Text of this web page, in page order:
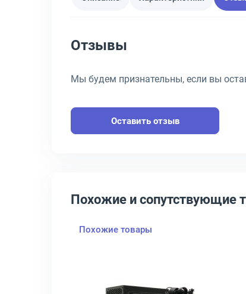
Отзывы
Мы будем признательны, если вы
Оставить отзыв
Похожие и сопутствующие
Похожие товары